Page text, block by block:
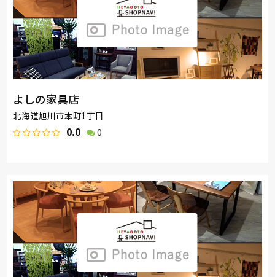
よしの家具店
北海道旭川市本町1丁目
0.0 0